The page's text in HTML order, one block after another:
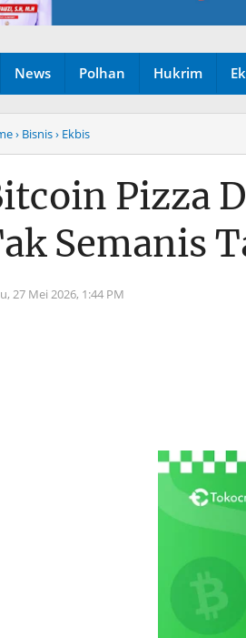
News Polhan Hukrim
› Bisnis› Ekbis
Pizza
Semanis
27 Mei 2026, 1:44 PM